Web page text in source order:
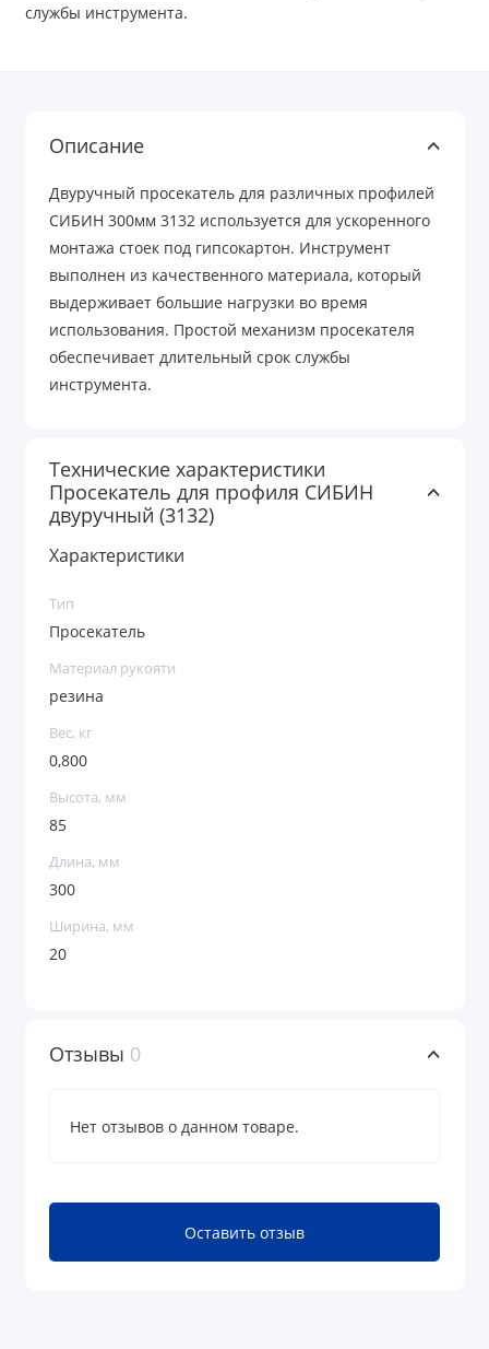
службы инструмента.
Описание
Двуручный просекатель для различных профилей
СИБИН 300мм 3132 используется для ускоренного
монтажа стоек под гипсокартон. Инструмент
выполнен из качественного материала, который
выдерживает большие нагрузки во время
использования. Простой механизм просекателя
обеспечивает длительный срок службы
инструмента.
Технические характеристики
Просекатель для профиля СИБИН
двуручный (3132)
Характеристики
Тип
Просекатель
Материал рукояти
резина
Вес, кг
0,800
Высота, мм
85
Длина, мм
300
Ширина, мм
20
Отзывы 0
Нет отзывов о данном товаре.
Оставить отзыв